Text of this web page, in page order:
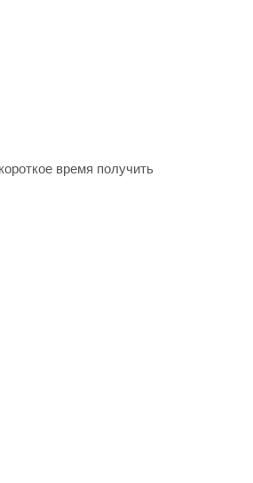
время получить